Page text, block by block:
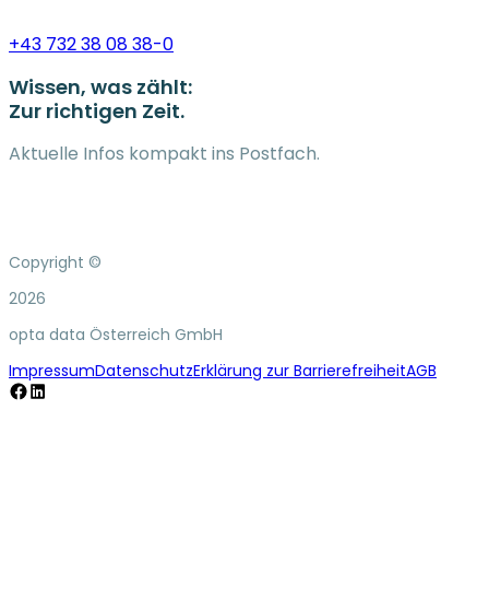
+43 732 38 08 38-0
Wissen, was zählt:
Zur richtigen Zeit.
Aktuelle Infos kompakt ins Postfach.
Copyright ©
2026
opta data Österreich GmbH
ImpressumDatenschutzErklärung zur BarrierefreiheitAGB
Facebook